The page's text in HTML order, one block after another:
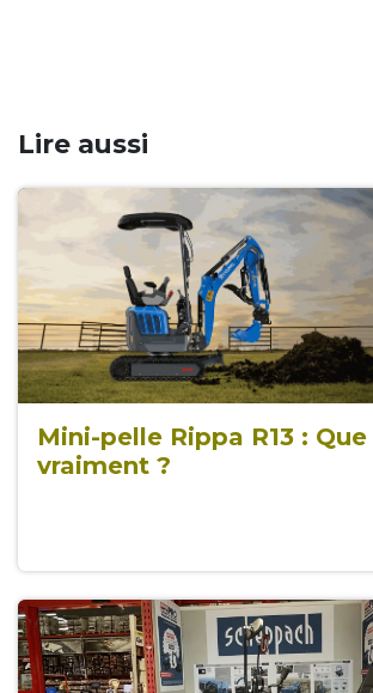
Lire aussi
Mini-pelle Rippa R13 :
vraiment ?